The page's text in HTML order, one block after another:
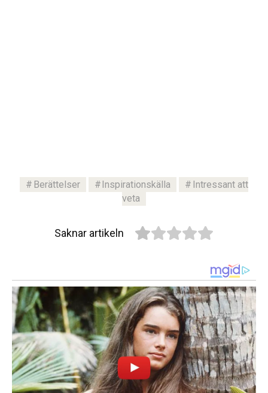
Berättelser Inspirationskälla
Intressant att
veta
Saknar artikeln